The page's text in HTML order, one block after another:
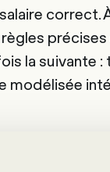
correct.
la suivante :
modélisée